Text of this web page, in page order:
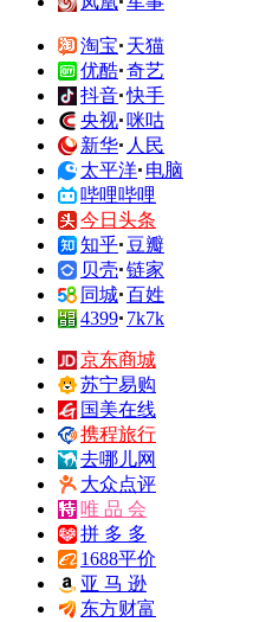
淘宝 天猫
优酷 奇艺
抖音 快手
央视 咪咕
新华 人民
太平洋 电脑
哔哩哔哩
今日头条
知乎 豆瓣
贝壳 链家
同城 百姓
4399 7k7k
京东商城
苏宁易购
国美在线
携程旅行
去哪儿网
大众点评
唯 品 会
拼 多 多
1688平价
亚 马 逊
东方财富